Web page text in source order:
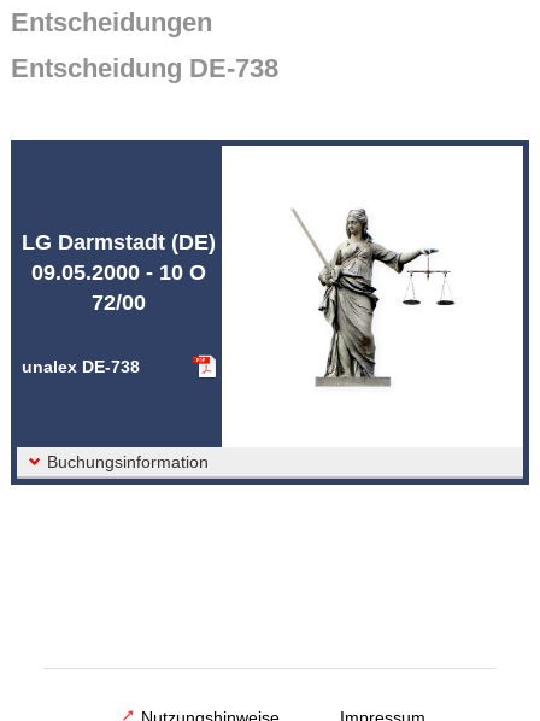
Normtexte
Rechtsprechung
Entscheidungen
Entscheidung DE-738
LG Darmstadt (DE)
09.05.2000 - 10 O
72/00
unalex DE-738
Buchungsinformation
Nutzungshinweise Impressum